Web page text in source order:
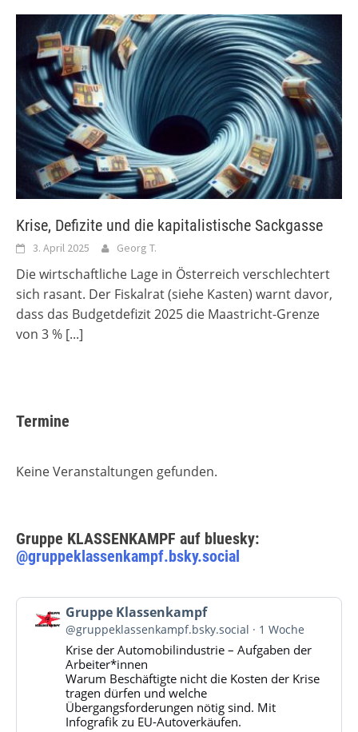
Krise, Defizite und die kapitalistische Sackgasse
3. April 2025 Georg T.
Die wirtschaftliche Lage in Österreich verschlechtert
sich rasant. Der Fiskalrat (siehe Kasten) warnt davor,
dass das Budgetdefizit 2025 die Maastricht-Grenze
von 3 % [...]
Termine
Keine Veranstaltungen gefunden.
Gruppe KLASSENKAMPF auf bluesky:
@gruppeklassenkampf.bsky.social
Beitrag
von
Gruppe
Klassenkampf
Bluesky
ansehen
Gruppe Klassenkampf
@gruppeklassenkampf.bsky.social 1 Woche
Krise der Automobilindustrie – Aufgaben der
Arbeiter*innen
Warum Beschäftigte nicht die Kosten der Krise
tragen dürfen und welche
Übergangsforderungen nötig sind. Mit
Infografik zu EU-Autoverkäufen.